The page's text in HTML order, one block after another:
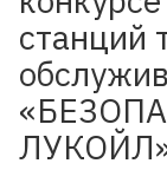
станций